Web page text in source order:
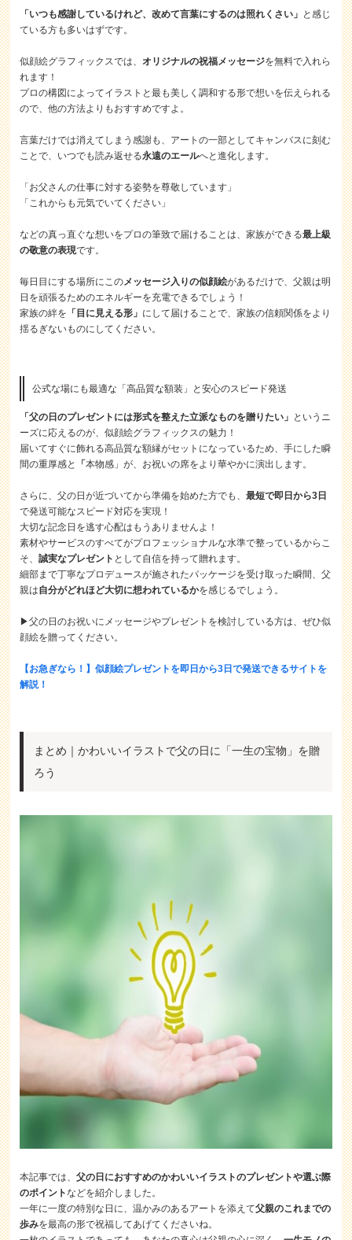
「いつも感謝しているけれど、改めて言葉にするのは照れくさい」 と感じ
ている方も多いはずです。
似顔絵グラフィックスでは、オリジナルの祝福メッセージを無料で入れら
れます！
プロの構図によってイラストと最も美しく調和する形で想いを伝えられる
ので、他の方法よりもおすすめですよ。
言葉だけでは消えてしまう感謝も、アートの一部としてキャンバスに刻む
ことで、いつでも読み返せる永遠のエールへと進化します。
「お父さんの仕事に対する姿勢を尊敬しています」
「これからも元気でいてください」
などの真っ直ぐな想いをプロの筆致で届けることは、家族ができる最上級
の敬意の表現です。
毎日目にする場所にこのメッセージ入りの似顔絵があるだけで、父親は明
日を頑張るためのエネルギーを充電できるでしょう！
家族の絆を 「目に見える形」 にして届けることで、家族の信頼関係をより
揺るぎないものにしてください。
公式な場にも最適な「高品質な額装」と安心のスピード発送
「父の日のプレゼントには形式を整えた立派なものを贈りたい」 というニ
ーズに応えるのが、似顔絵グラフィックスの魅力！
届いてすぐに飾れる高品質な額縁がセットになっているため、手にした瞬
間の重厚感と
「本物感」が、お祝いの席をより華やかに演出します。
さらに、父の日が近づいてから準備を始めた方でも、最短で即日から3日
で発送可能なスピード対応を実現！
大切な記念日を逃す心配はもうありませんよ！
素材やサービスのすべてがプロフェッショナルな水準で整っているからこ
そ、誠実なプレゼント として自信を持って贈れます。
細部まで丁寧なプロデュースが施されたパッケージを受け取った瞬間、父
親は自分がどれほど大切に想われているかを感じるでしょう。
▶︎父の日のお祝いにメッセージやプレゼントを検討している方は、ぜひ似
顔絵を贈ってください。
【お急ぎなら！】似顔絵プレゼントを即日から3日で発送できるサイトを
解説！
まとめ｜かわいいイラストで父の日に「一生の宝物」を贈
ろう
本記事では、父の日におすすめのかわいいイラストのプレゼントや選ぶ際
のポイントなどを紹介しました。
一年に一度の特別な日に、温かみのあるアートを添えて父親のこれまでの
歩みを最高の形で祝福してあげてくださいね。